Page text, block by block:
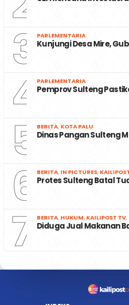
3 PARLEMENTARIA
Kunjungi Desa Mire,
4 PARLEMENTARIA
Pemprov Sulteng
5 BERITA, KOTA PALU
Dinas Pangan Sulteng
6 BERITA, IN PICTURES,
Protes Sulteng Batal
7 BERITA, HUKUM, KAILIPOST TV,
Diduga Jual Makanan